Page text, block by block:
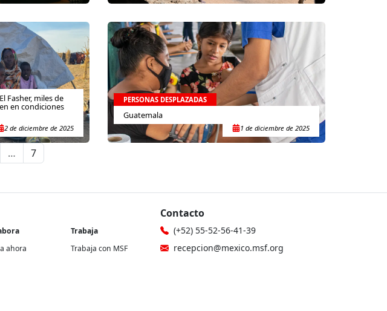
Fasher, miles de
en condiciones
2 de diciembre de 2025
PERSONAS DESPLAZADAS
Guatemala
1 de diciembre de 2025
… 7
ahora
Trabaja
Trabaja con MSF
Contacto
(+52) 55-52-56-41-39
recepcion@mexico.msf.org